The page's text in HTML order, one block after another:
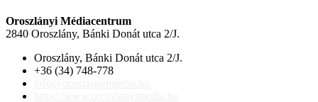
Oroszlányi Médiacentrum
2840 Oroszlány, Bánki Donát utca 2/J.
Oroszlány, Bánki Donát utca 2/J.
+36 (34) 748-778